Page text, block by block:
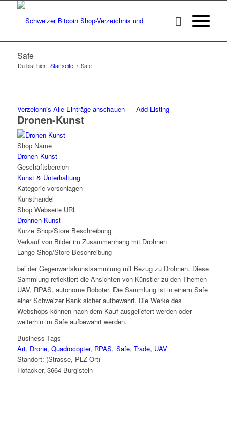
Safe
Du bist hier: Startseite / Safe
Verzeichnis Alle Einträge anschauen Add Listing
Dronen-Kunst
Shop Name
Dronen-Kunst
Geschäftsbereich
Kunst & Unterhaltung
Kategorie vorschlagen
Kunsthandel
Shop Webseite URL
Drohnen-Kunst
Kurze Shop/Store Beschreibung
Verkauf von Bilder im Zusammenhang mit Drohnen
Lange Shop/Store Beschreibung
bei der Gegenwartskunstsammlung mit Bezug zu Drohnen. Diese
Sammlung reflektiert die Ansichten von Künstler zu den Themen
UAV, RPAS, autonome Roboter. Die Sammlung ist in einem Safe
einer Schweizer Bank sicher aufbewahrt. Die Werke des
Webshops können nach dem Kauf ausgeliefert werden oder
weiterhin im Safe aufbewahrt werden.
Business Tags
Art, Drone, Quadrocopter, RPAS, Safe, Trade, UAV
Standort: (Strasse, PLZ Ort)
Hofacker, 3664 Burgistein